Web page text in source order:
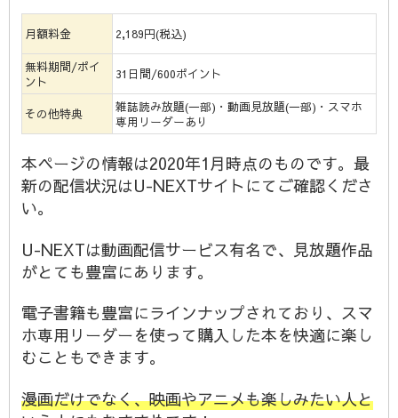
月額料金 2,189円(税込)
無料期間/ポイ
ント
31日間/600ポイント
その他特典
雑誌読み放題(一部)・動画見放題(一部)・スマホ
専用リーダーあり
本ページの情報は2020年1月時点のものです。最
新の配信状況はU-NEXTサイトにてご確認くださ
い。
U-NEXTは動画配信サービス有名で、見放題作品
がとても豊富にあります。
電子書籍も豊富にラインナップされており、スマ
ホ専用リーダーを使って購入した本を快適に楽し
むこともできます。
漫画だけでなく、映画やアニメも楽しみたい人と